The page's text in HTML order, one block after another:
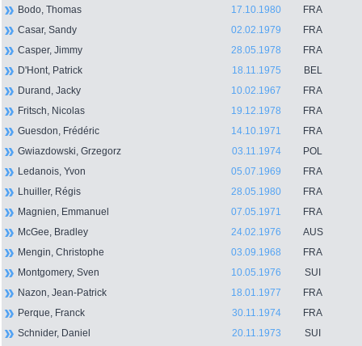
Bodo, Thomas 17.10.1980
FRA
Casar, Sandy
02.02.1979
FRA
Casper, Jimmy
28.05.1978
FRA
D'Hont, Patrick
18.11.1975
BEL
Durand, Jacky
10.02.1967
FRA
Fritsch, Nicolas
19.12.1978
FRA
Guesdon, Frédéric
14.10.1971
FRA
Gwiazdowski, Grzegorz
03.11.1974
POL
Ledanois, Yvon
05.07.1969
FRA
Lhuiller, Régis
28.05.1980
FRA
Magnien, Emmanuel
07.05.1971
FRA
McGee, Bradley
24.02.1976
AUS
Mengin, Christophe
03.09.1968
FRA
Montgomery, Sven
10.05.1976
SUI
Nazon, Jean-Patrick
18.01.1977
FRA
Perque, Franck
30.11.1974
FRA
Schnider, Daniel
20.11.1973
SUI